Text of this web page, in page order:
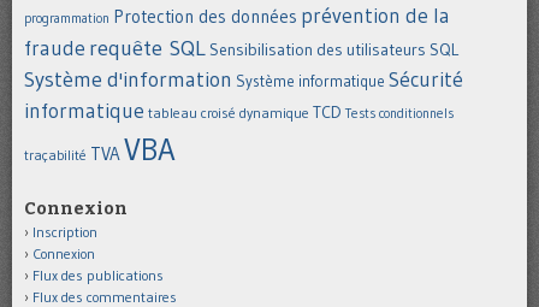
programmation Protection des données prévention de la
fraude requête SQL Sensibilisation des utilisateurs SQL
Système d'information Système informatique Sécurité
informatique tableau croisé dynamique TCD Tests conditionnels
traçabilité TVAVBA
Connexion
Inscription
Connexion
Flux des publications
Flux des commentaires